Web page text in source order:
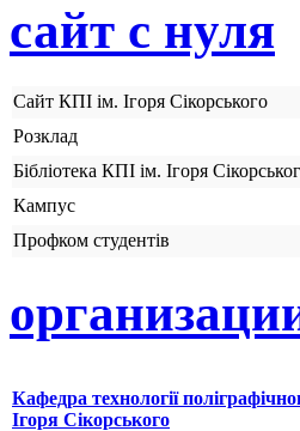
сайт с нуля
Сайт КПІ ім. Ігоря Сікорського
Розклад
Бібліотека КПІ ім. Ігоря
Кампус
Профком студентів
Кафедра технології
Ігоря Сікорського